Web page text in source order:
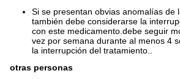
Si se presentan obvias anomalías de
también debe considerarse la
con este medicamento.debe seguir
vez por semana durante al menos 4
la interrupción del tratamiento..
otras personas